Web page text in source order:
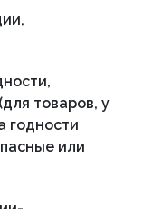
товаров, у
годности
или